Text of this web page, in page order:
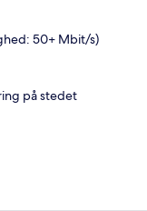
50+ Mbit/s)
på stedet